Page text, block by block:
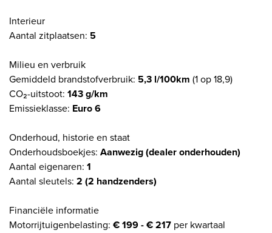
Interieur
Aantal zitplaatsen: 5
Milieu en verbruik
Gemiddeld brandstofverbruik: 5,3 l/100km (1 op 18,9)
CO₂-uitstoot: 143 g/km
Emissieklasse: Euro 6
Onderhoud, historie en staat
Onderhoudsboekjes: Aanwezig (dealer onderhouden)
Aantal eigenaren: 1
Aantal sleutels: 2 (2 handzenders)
Financiële informatie
Motorrijtuigenbelasting: € 199 - € 217 per kwartaal